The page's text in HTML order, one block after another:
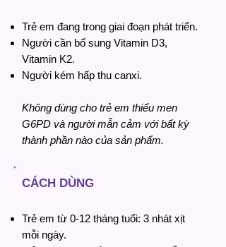
Trẻ em đang trong giai đoạn phát triển.
Người cần bổ sung Vitamin D3,
Vitamin K2.
Người kém hấp thu canxi.
Không dùng cho trẻ em thiếu men
G6PD và người mẫn cảm với bất kỳ
thành phần nào của sản phẩm.
CÁCH DÙNG
Trẻ em từ 0-12 tháng tuổi: 3 nhát xịt
mỗi ngày.